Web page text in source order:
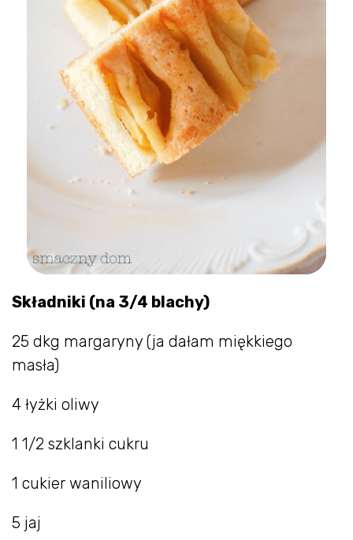
Składniki (na 3/4 blachy)
25 dkg margaryny (ja dałam miękkiego
masła)
4 łyżki oliwy
1 1/2 szklanki cukru
1 cukier waniliowy
5 jaj